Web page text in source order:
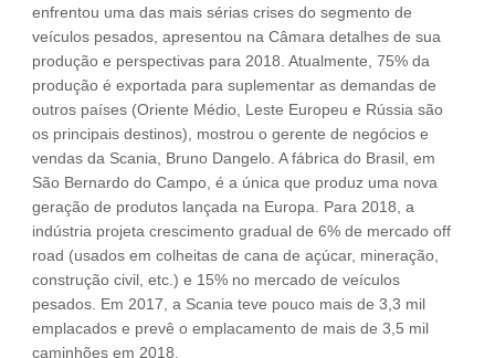
enfrentou uma das mais sérias crises do segmento de
veículos pesados, apresentou na Câmara detalhes de sua
produção e perspectivas para 2018. Atualmente, 75% da
produção é exportada para suplementar as demandas de
outros países (Oriente Médio, Leste Europeu e Rússia são
os principais destinos), mostrou o gerente de negócios e
vendas da Scania, Bruno Dangelo. A fábrica do Brasil, em
São Bernardo do Campo, é a única que produz uma nova
geração de produtos lançada na Europa. Para 2018, a
indústria projeta crescimento gradual de 6% de mercado off
road (usados em colheitas de cana de açúcar, mineração,
construção civil, etc.) e 15% no mercado de veículos
pesados. Em 2017, a Scania teve pouco mais de 3,3 mil
emplacados e prevê o emplacamento de mais de 3,5 mil
caminhões em 2018.